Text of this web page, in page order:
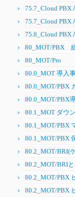
75.7_Cloud PBX
75.7_Cloud PBX
75.8_Cloud PBX
80_MOT/PBX
80_MOT/Pro
80.0_MOT 導入
80.0_MOT/PBX
80.0_MOT/PBX
80.1_MOT ダウ
80.1_MOT/PBX
80.1_MOT/PBX
80.2_MOT/BRI(
80.2_MOT/BRI
80.2_MOT/PBX
80.2_MOT/PBX